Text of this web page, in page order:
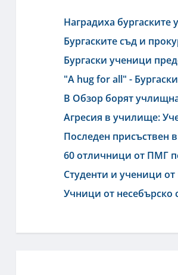
Наградиха
Бургаските съд и
Бургаски ученици
"A hug for all" -
В Обзор борят
Агресия в училище:
Последен присъствен
60 отличници от ПМГ
Студенти и ученици
Учници от несебърско